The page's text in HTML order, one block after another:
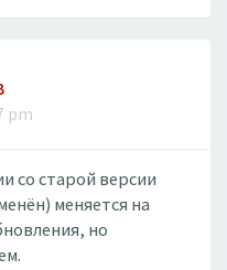
pm
со старой версии
меняется на
но